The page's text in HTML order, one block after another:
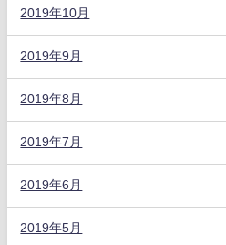
2019年10月
2019年9月
2019年8月
2019年7月
2019年6月
2019年5月